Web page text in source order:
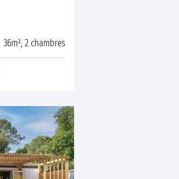
36m², 2 chambres